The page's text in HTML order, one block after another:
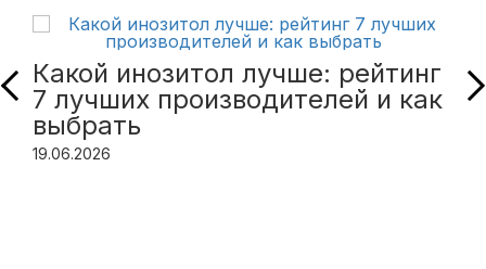
Какой инозитол лучше: рейтинг
7 лучших производителей и как
выбрать
19.06.2026